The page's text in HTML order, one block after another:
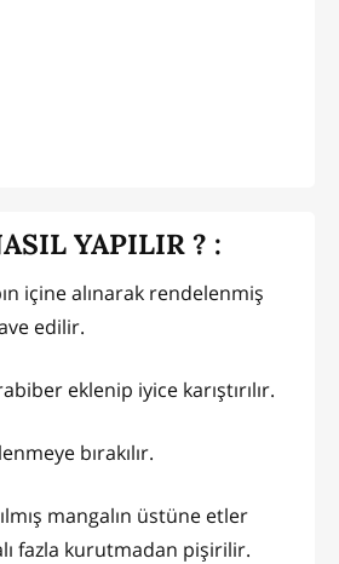
YAPILIR ? :
içine alınarak rendelenmiş
edilir.
eklenip iyice karıştırılır.
bırakılır.
mangalın üstüne etler
fazla kurutmadan pişirilir.